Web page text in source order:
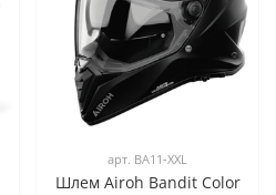
арт. BA11-XXL
Шлем Airoh Bandit Color